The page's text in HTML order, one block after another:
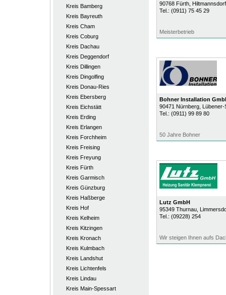
Kreis Bamberg
Kreis Bayreuth
Kreis Cham
Kreis Coburg
Kreis Dachau
Kreis Deggendorf
Kreis Dillingen
Kreis Dingolfing
Kreis Donau-Ries
Kreis Ebersberg
Kreis Eichstätt
Kreis Erding
Kreis Erlangen
Kreis Forchheim
Kreis Freising
Kreis Freyung
Kreis Fürth
Kreis Garmisch
Kreis Günzburg
Kreis Haßberge
Kreis Hof
Kreis Kelheim
Kreis Kitzingen
Kreis Kronach
Kreis Kulmbach
Kreis Landshut
Kreis Lichtenfels
Kreis Lindau
Kreis Main-Spessart
90768 Fürth,
Tel.: (0911) 75 45 29
Meisterbetrieb
Bohner Installation
90471 Nürnberg, Lübener-
Tel.: (0911) 99 89 80
50 Jahre Bohner
Lutz GmbH
95349 Thurnau,
Tel.: (09228) 254
Wir steigen Ihnen aufs